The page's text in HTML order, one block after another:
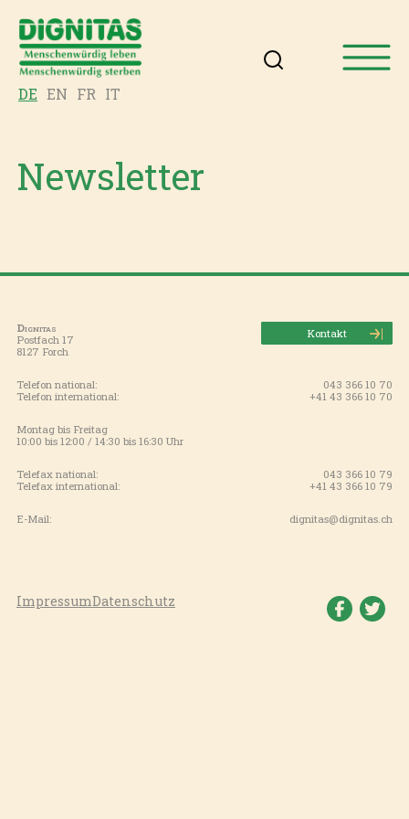
DE EN FR IT
Newsletter
Dignitas
Postfach 17
8127 Forch
Kontakt
Telefon national:
043 366 10 70
Telefon international:
+41 43 366 10 70
Montag bis Freitag
10:00 bis 12:00 / 14:30 bis 16:30 Uhr
Telefax national:
043 366 10 79
Telefax international:
+41 43 366 10 79
E-Mail: dignitas@dignitas.ch
ImpressumDatenschutz